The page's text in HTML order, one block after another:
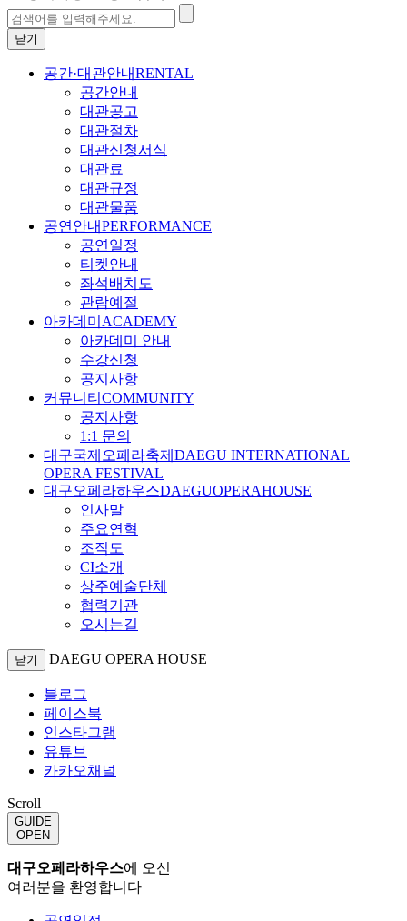
닫기
공간·대관안내RENTAL
공간안내
대관공고
대관절차
대관신청서식
대관료
대관규정
대관물품
공연안내PERFORMANCE
공연일정
티켓안내
좌석배치도
관람예절
아카데미 ACADEMY
아카데미 안내
수강신청
공지사항
커뮤니티 COMMUNITY
공지사항
1:1 문의
대구국제오페라축제 DAEGU INTERNATIONAL
OPERA FESTIVAL
대구오페라하우스DAEGUOPERAHOUSE
인사말
주요연혁
조직도
CI소개
상주예술단체
협력기관
오시는길
닫기 DAEGU OPERA HOUSE
블로그
페이스북
인스타그램
유튜브
카카오채널
Scroll
GUIDE
OPEN
대구오페라하우스에 오신
여러분을 환영합니다